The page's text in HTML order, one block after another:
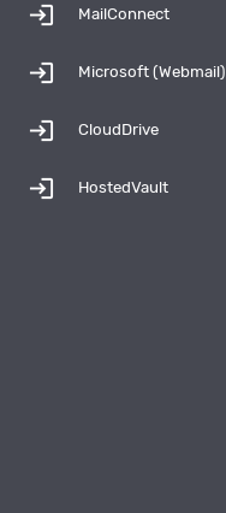
login MailConnect
login Microsoft (Webmail)
login CloudDrive
login HostedVault